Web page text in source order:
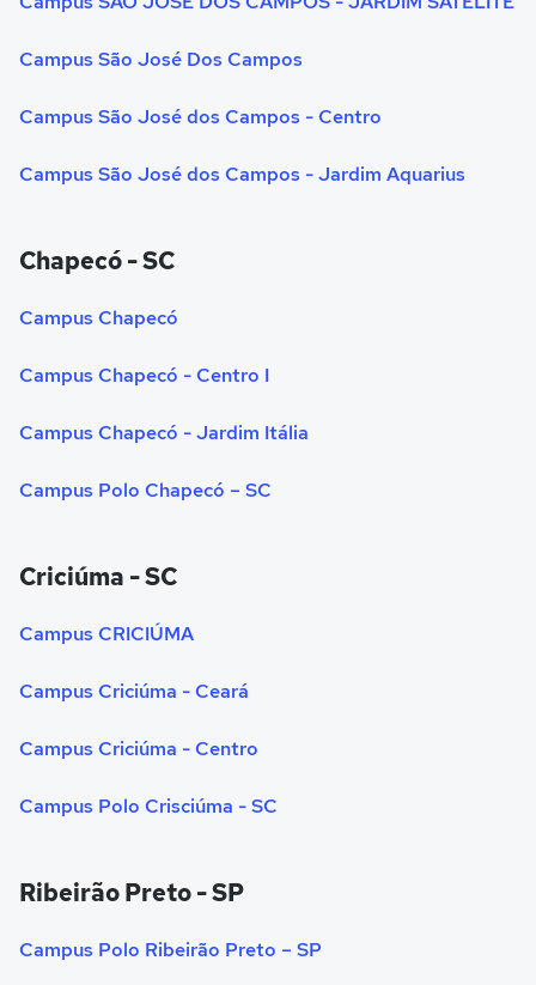
Campus São José Dos Campos
Campus São José dos Campos - Centro
Campus São José dos Campos - Jardim Aquarius
Chapecó - SC
Campus Chapecó
Campus Chapecó - Centro I
Campus Chapecó - Jardim Itália
Campus Polo Chapecó – SC
Criciúma - SC
Campus CRICIÚMA
Campus Criciúma - Ceará
Campus Criciúma - Centro
Campus Polo Crisciúma - SC
Ribeirão Preto - SP
Campus Polo Ribeirão Preto – SP